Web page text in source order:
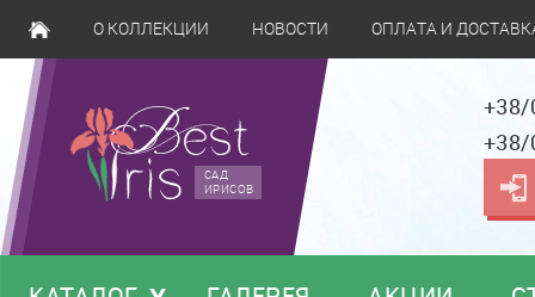
О КОЛЛЕКЦИИ НОВОСТИ ОПЛАТА И
САД
ИРИСОВ